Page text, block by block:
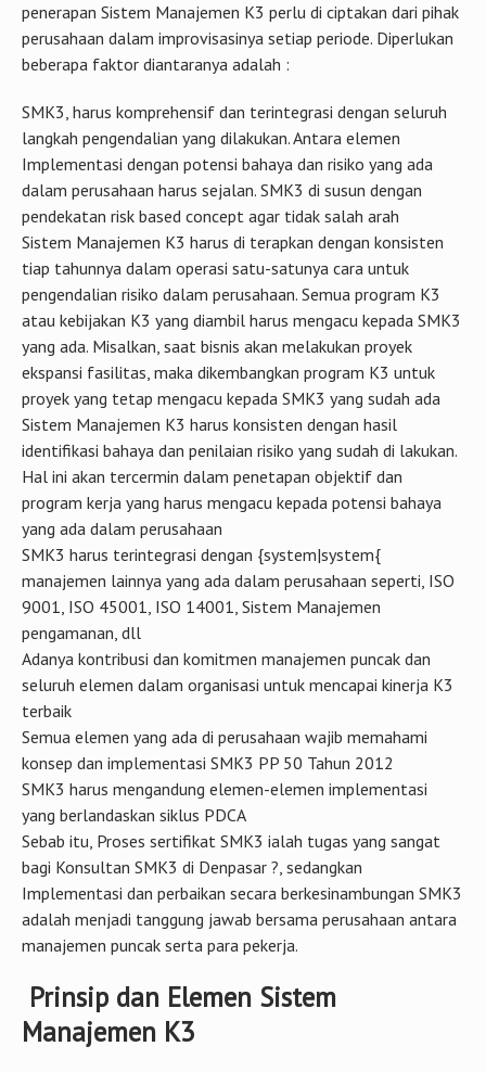
penerapan Sistem Manajemen K3 perlu di ciptakan dari pihak
perusahaan dalam improvisasinya setiap periode. Diperlukan
beberapa faktor diantaranya adalah :
SMK3, harus komprehensif dan terintegrasi dengan seluruh
langkah pengendalian yang dilakukan. Antara elemen
Implementasi dengan potensi bahaya dan risiko yang ada
dalam perusahaan harus sejalan. SMK3 di susun dengan
pendekatan risk based concept agar tidak salah arah
Sistem Manajemen K3 harus di terapkan dengan konsisten
tiap tahunnya dalam operasi satu-satunya cara untuk
pengendalian risiko dalam perusahaan. Semua program K3
atau kebijakan K3 yang diambil harus mengacu kepada SMK3
yang ada. Misalkan, saat bisnis akan melakukan proyek
ekspansi fasilitas, maka dikembangkan program K3 untuk
proyek yang tetap mengacu kepada SMK3 yang sudah ada
Sistem Manajemen K3 harus konsisten dengan hasil
identifikasi bahaya dan penilaian risiko yang sudah di lakukan.
Hal ini akan tercermin dalam penetapan objektif dan
program kerja yang harus mengacu kepada potensi bahaya
yang ada dalam perusahaan
SMK3 harus terintegrasi dengan {system|system{
manajemen lainnya yang ada dalam perusahaan seperti, ISO
9001, ISO 45001, ISO 14001, Sistem Manajemen
pengamanan, dll
Adanya kontribusi dan komitmen manajemen puncak dan
seluruh elemen dalam organisasi untuk mencapai kinerja K3
terbaik
Semua elemen yang ada di perusahaan wajib memahami
konsep dan implementasi SMK3 PP 50 Tahun 2012
SMK3 harus mengandung elemen-elemen implementasi
yang berlandaskan siklus PDCA
Sebab itu, Proses sertifikat SMK3 ialah tugas yang sangat
bagi Konsultan SMK3 di Denpasar ?, sedangkan
Implementasi dan perbaikan secara berkesinambungan SMK3
adalah menjadi tanggung jawab bersama perusahaan antara
manajemen puncak serta para pekerja.
Prinsip dan Elemen Sistem
Manajemen K3